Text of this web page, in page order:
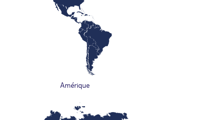
Amérique